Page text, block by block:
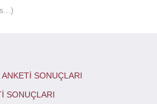
SONUÇLARI
SONUÇLARI